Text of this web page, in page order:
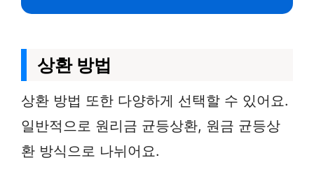
상환 방법
상환 방법 또한 다양하게 선택할 수 있어요.
일반적으로 원리금 균등상환, 원금 균등상
환 방식으로 나뉘어요.